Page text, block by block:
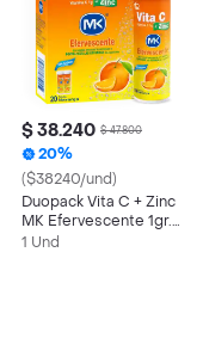
$ 38.240 $ 47.800
20%
($38240/und)
Duopack Vita C + Zinc
MK Efervescente 1gr.
Vitamina C Naranja 20
1 Und